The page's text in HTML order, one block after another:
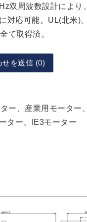
双周波数設計により
対応可能。UL(北米)
て取得済。
せを送信 (0)
ー、産業用モーター
ター、IE3モーター